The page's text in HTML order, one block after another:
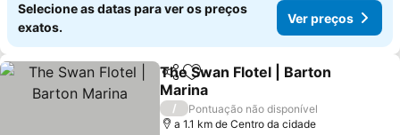
Selecione as datas para ver os preços
exatos.
Ver preços
PartilharAdicionar aos favoritos
The Swan Flotel | Barton
Marina
/
Pontuação não disponível
a 1.1 km de Centro da cidade